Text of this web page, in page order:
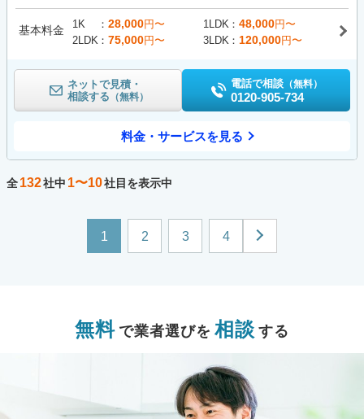
基本料金 1K 28,000円〜 1LDK 48,000円〜
2LDK
75,000円〜 3LDK 120,000円〜
ネットで見積・
相談する （無料）
電話で相談 （無料）
0120-905-734
料金・サービスを見る
全132社中 1〜10社目を表示中
1 2 3 4
無料 で業者選びを 相談 する